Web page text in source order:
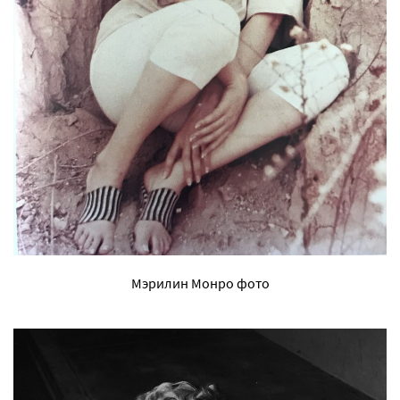
Мэрилин Монро фото